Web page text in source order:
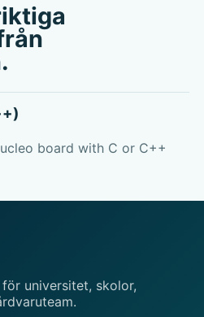
board with C or C++
universitet, skolor,